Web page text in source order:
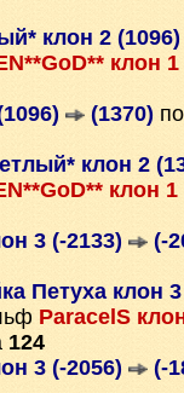
клон 2
клон
(1370)
клон 2
клон
3 (-2133)
(-
Петуха клон
ParacelS
124
3 (-2056)
(-